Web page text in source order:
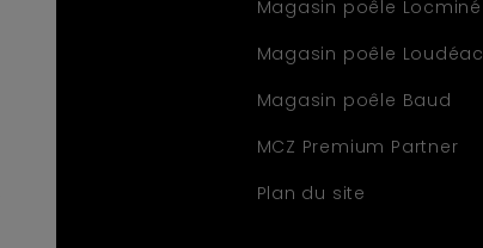
Magasin poêle Locminé
Magasin poêle Loudéac
Magasin poêle Baud
MCZ Premium Partner
Plan du site